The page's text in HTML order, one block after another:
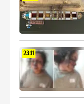
23:11